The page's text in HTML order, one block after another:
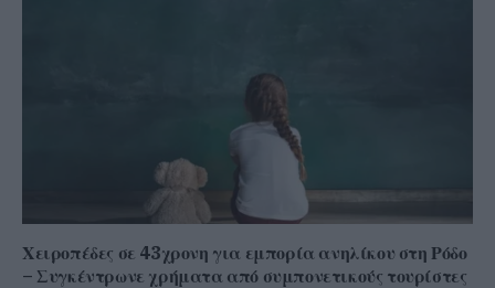
Χειροπέδες σε 43χρονη για εμπορία ανηλίκου στη Ρόδο
– Συγκέντρωνε χρήματα από συμπονετικούς τουρίστες